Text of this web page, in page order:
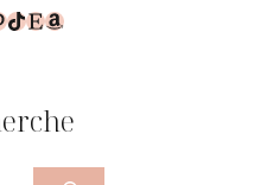
TikTok
EtsyAmazon